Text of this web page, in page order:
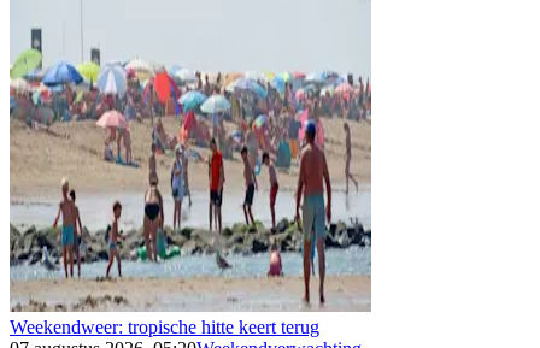
Weekendweer: tropische hitte keert terug